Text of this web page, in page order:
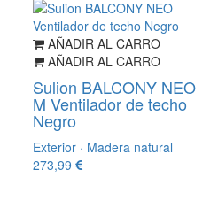
AÑADIR AL CARRO
AÑADIR AL CARRO
Sulion BALCONY NEO
M Ventilador de techo
Negro
Exterior · Madera natural
273,99